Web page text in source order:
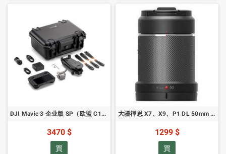
DJI Mavic 3 企业版 SP（欧盟 C1）（CB.202503242884）
3470 $
買
大疆禪思 X7、X9、P1 DL 50mm F2.8 LS ASPH 鏡頭
1299 $
買